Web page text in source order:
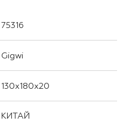
75316
Gigwi
130x180x20
КИТАЙ